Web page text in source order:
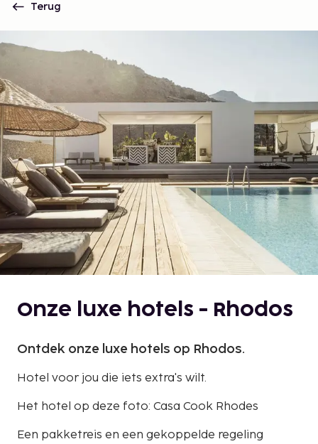
Terug
Onze luxe hotels - Rhodos
Ontdek onze luxe hotels op Rhodos.
Hotel voor jou die iets extra's wilt.
Het hotel op deze foto: Casa Cook Rhodes
Een pakketreis en een gekoppelde regeling